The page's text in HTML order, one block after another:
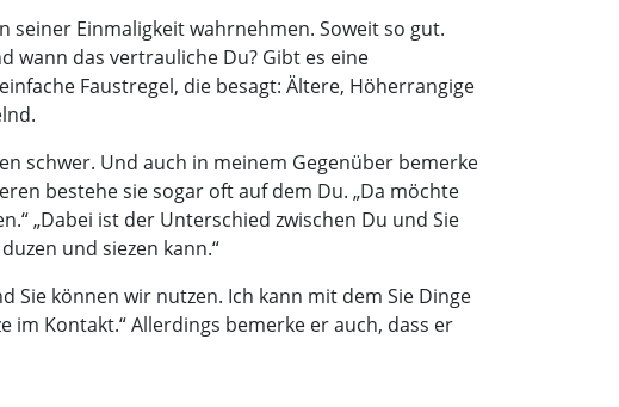
Einmaligkeit wahrnehmen. Soweit so gut.
wann das vertrauliche Du? Gibt es eine
Faustregel, die besagt: Ältere, Höherrangige
schwer. Und auch in meinem Gegenüber bemerke
bestehe sie sogar oft auf dem Du. „Da möchte
„Dabei ist der Unterschied zwischen Du und Sie
und siezen kann.“
Sie können wir nutzen. Ich kann mit dem Sie Dinge
Kontakt.“ Allerdings bemerke er auch, dass er